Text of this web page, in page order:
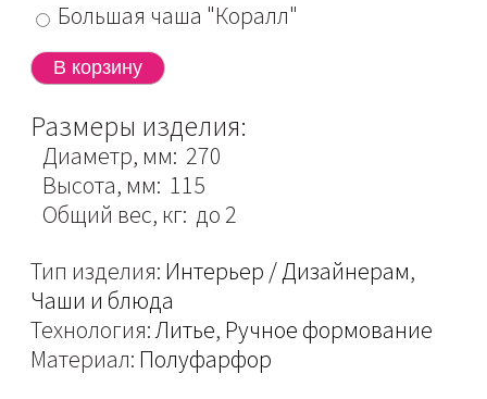
Большая чаша "Коралл"
Размеры изделия:
Диаметр, мм: 270
Высота, мм: 115
Общий вес, кг: до 2
Тип изделия: Интерьер / Дизайнерам,
Чаши и блюда
Технология:Литье, Ручное формование
Материал: Полуфарфор